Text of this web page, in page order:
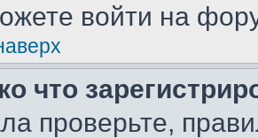
войти на
что
проверьте,